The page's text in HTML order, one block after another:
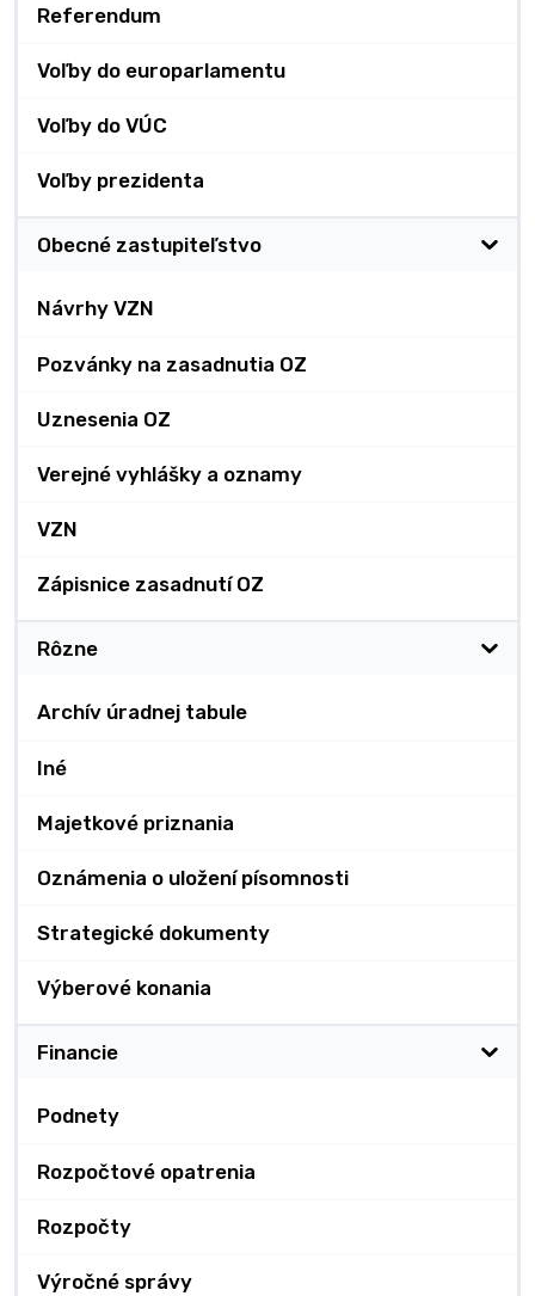
Referendum
Voľby do europarlamentu
Voľby do VÚC
Voľby prezidenta
Obecné zastupiteľstvo
Návrhy VZN
Pozvánky na zasadnutia OZ
Uznesenia OZ
Verejné vyhlášky a oznamy
VZN
Zápisnice zasadnutí OZ
Rôzne
Archív úradnej tabule
Iné
Majetkové priznania
Oznámenia o uložení písomnosti
Strategické dokumenty
Výberové konania
Financie
Podnety
Rozpočtové opatrenia
Rozpočty
Výročné správy